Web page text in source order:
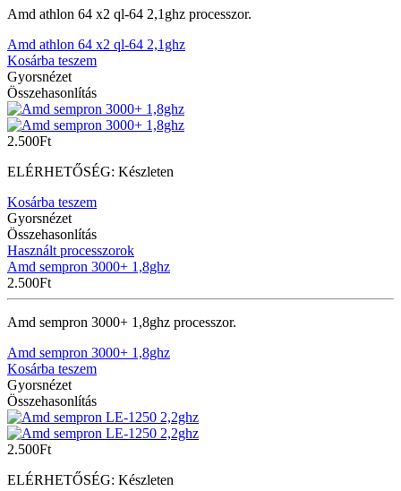
Amd athlon 64 x2 ql-64 2,1ghz processzor.
Amd athlon 64 x2 ql-64 2,1ghz
Kosárba teszem
Gyorsnézet
Összehasonlítás
2.500Ft
ELÉRHETŐSÉG: Készleten
Kosárba teszem
Gyorsnézet
Összehasonlítás
Használt processzorok
Amd sempron 3000+ 1,8ghz
2.500Ft
Amd sempron 3000+ 1,8ghz processzor.
Amd sempron 3000+ 1,8ghz
Kosárba teszem
Gyorsnézet
Összehasonlítás
2.500Ft
ELÉRHETŐSÉG: Készleten